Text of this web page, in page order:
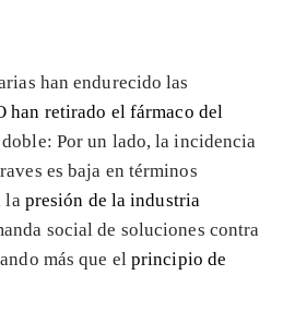
han endurecido las
han retirado el fármaco del
doble: Por un lado, la incidencia
es baja en términos
la presión de la industria
social de soluciones contra
más que el principio de